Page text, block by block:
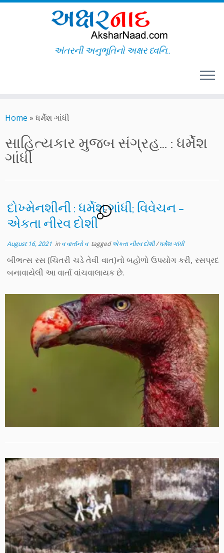
to
અંતરની અનુભૂતિનો અક્ષર ધ્વનિ..
Home » ધર્મેશ ગાંધી
સાહિત્યકાર મુજબ સંગ્રહ... : ધર્મેશ
ગાંધી
દોખ્મેનશીની : ધર્મેશ ગાંધી; વિવેચન –
એકતા નીરવ દોશી
2
August 16, 2021 inવ વાર્તાનો વ taggedએકતા નીરવ દોશી/ધર્મેશ ગાંધી
બીભત્સ રસ (ચિતરી ચડે તેવી વાત)નો બહોળો ઉપયોગ કરી, રસપ્રદ
બનાવાયેલી આ વાર્તા વાંચવાલાયક છે.